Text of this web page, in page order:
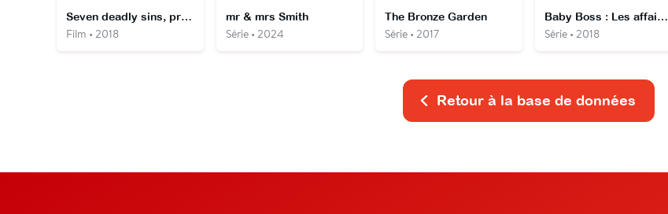
Seven deadly sins, prisoners of the sky
Film • 2018
mr & mrs Smith
Série • 2024
The Bronze Garden
Série • 2017
Baby Boss : Les affaires reprennent
Série • 2018
Retour à la base de données